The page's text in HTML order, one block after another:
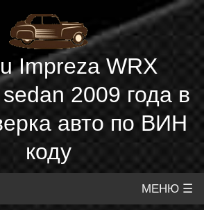
Impreza WRX
2009 года в
авто по ВИН
коду
МЕНЮ ☰